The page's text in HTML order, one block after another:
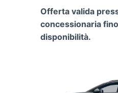
Offerta valida
concessionaria
disponibilità.